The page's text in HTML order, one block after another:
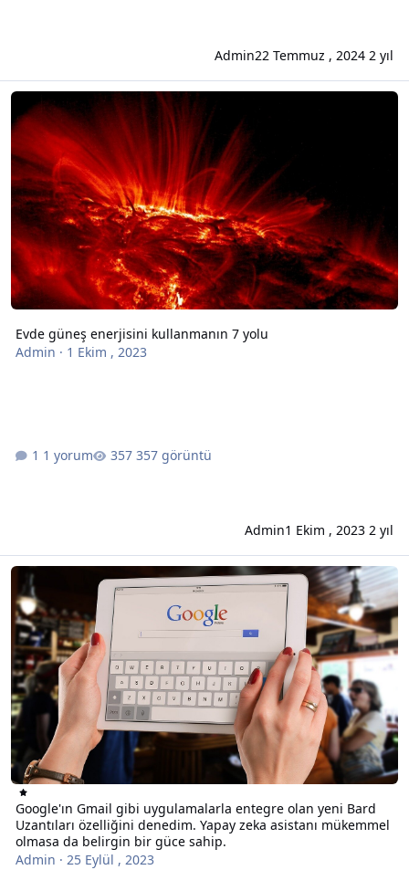
Admin22 Temmuz , 20242 yıl
Evde güneş enerjisini kullanmanın 7 yolu
Evde güneş enerjisini kullanmanın 7 yolu
Admin · 1 Ekim , 2023
1 yorum 357 görüntü
Admin1 Ekim , 2023 2 yıl
Google'ın Gmail gibi uygulamalarla entegre olan yeni Bard
Google'ın Gmail gibi uygulamalarla entegre olan yeni Bard
Uzantıları özelliğini denedim. Yapay zeka asistanı mükemmel
olmasa da belirgin bir güce sahip.
Admin · 25 Eylül , 2023